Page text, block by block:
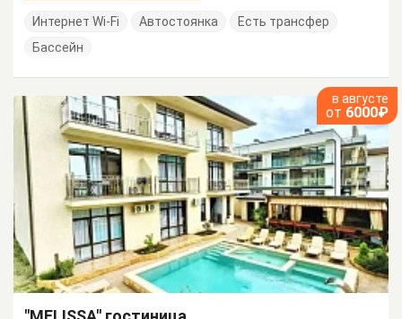
Интернет Wi-Fi Автостоянка
Есть трансфер
Бассейн
в августе
от 6000₽